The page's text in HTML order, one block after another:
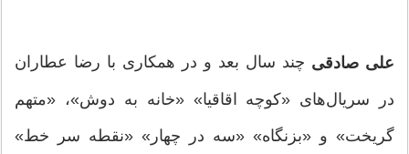
علی صادقی چند سال بعد و در همکاری با رضا عطاران
در سریال‌های «کوچه اقاقیا» «خانه به دوش»، «متهم
گریخت» و «بزنگاه» «سه در چهار» «نقطه سر خط»